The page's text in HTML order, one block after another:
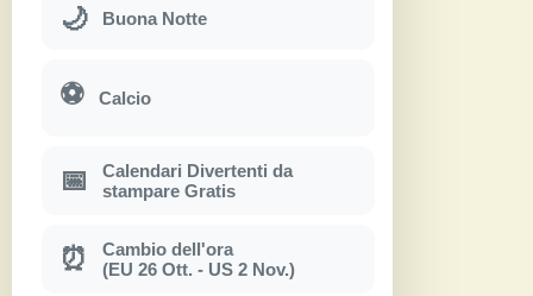
🌙 Buona Notte
⚽ Calcio
📅
Calendari Divertenti da
stampare Gratis
⏰
Cambio dell'ora
(EU 26 Ott. - US 2 Nov.)